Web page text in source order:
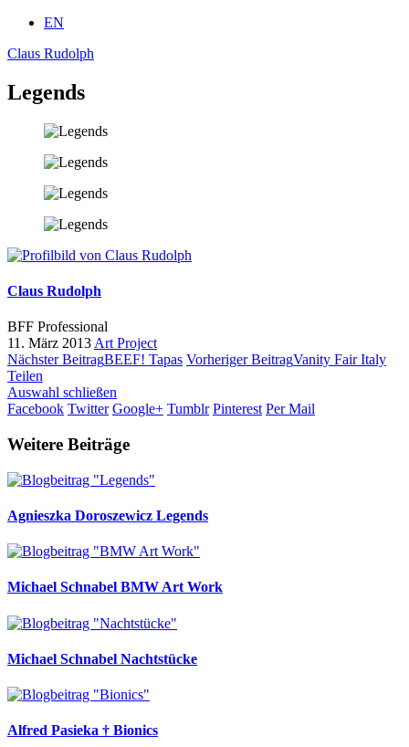
EN
Claus Rudolph
Legends
Claus Rudolph
BFF Professional
11. März 2013 Art Project
Nächster BeitragBEEF! Tapas Vorheriger BeitragVanity Fair Italy
Teilen
Auswahl schließen
Facebook Twitter Google+ Tumblr Pinterest Per Mail
Weitere Beiträge
Agnieszka Doroszewicz Legends
Michael Schnabel BMW Art Work
Michael Schnabel Nachtstücke
Alfred Pasieka † Bionics